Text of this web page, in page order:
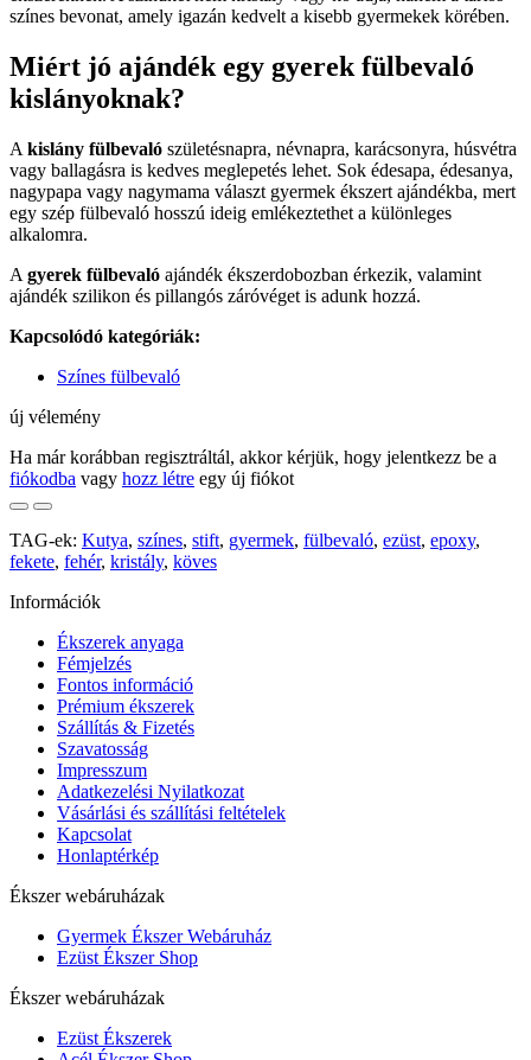
színes bevonat, amely igazán kedvelt a kisebb gyermekek körében.
Miért jó ajándék egy gyerek fülbevaló
kislányoknak?
A kislány fülbevaló születésnapra, névnapra, karácsonyra, húsvétra
vagy ballagásra is kedves meglepetés lehet. Sok édesapa, édesanya,
nagypapa vagy nagymama választ gyermek ékszert ajándékba, mert
egy szép fülbevaló hosszú ideig emlékeztethet a különleges
alkalomra.
A gyerek fülbevaló ajándék ékszerdobozban érkezik, valamint
ajándék szilikon és pillangós záróvéget is adunk hozzá.
Kapcsolódó kategóriák:
Színes fülbevaló
új vélemény
Ha már korábban regisztráltál, akkor kérjük, hogy jelentkezz be a
fiókodba vagy hozz létre egy új fiókot
TAG-ek: Kutya, színes, stift, gyermek, fülbevaló, ezüst, epoxy,
fekete, fehér, kristály, köves
Információk
Ékszerek anyaga
Fémjelzés
Fontos információ
Prémium ékszerek
Szállítás & Fizetés
Szavatosság
Impresszum
Adatkezelési Nyilatkozat
Vásárlási és szállítási feltételek
Kapcsolat
Honlaptérkép
Ékszer webáruházak
Gyermek Ékszer Webáruház
Ezüst Ékszer Shop
Ékszer webáruházak
Ezüst Ékszerek